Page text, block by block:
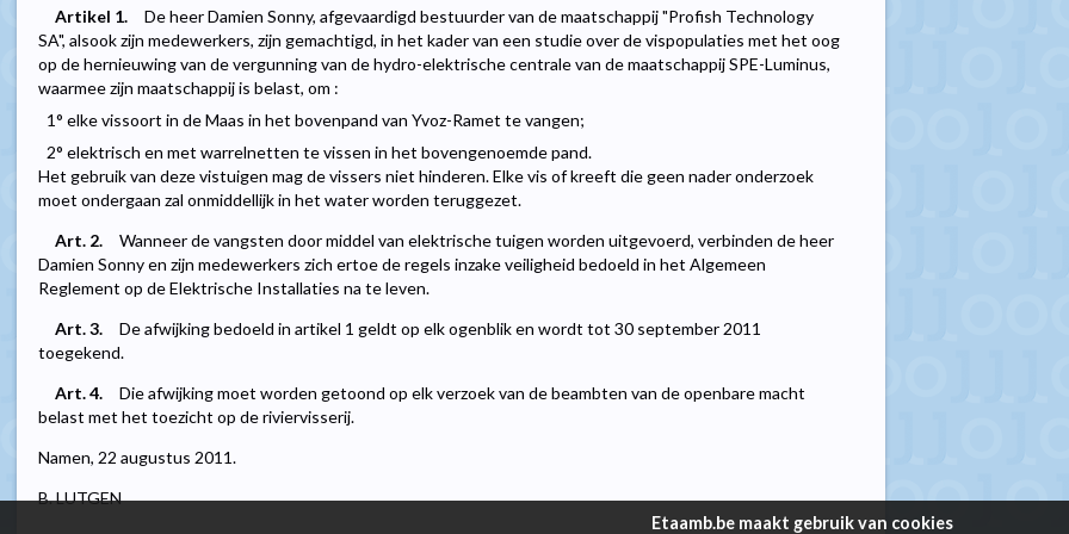
Artikel 1.
De heer Damien Sonny, afgevaardigd bestuurder van de maatschappij "Profish Technology
SA", alsook zijn medewerkers, zijn gemachtigd, in het kader van een studie over de vispopulaties met het oog
op de hernieuwing van de vergunning van de hydro-elektrische centrale van de maatschappij SPE-Luminus,
waarmee zijn maatschappij is belast, om :
1° elke vissoort in de Maas in het bovenpand van Yvoz-Ramet te vangen;
2° elektrisch en met warrelnetten te vissen in het bovengenoemde pand.
Het gebruik van deze vistuigen mag de vissers niet hinderen. Elke vis of kreeft die geen nader onderzoek
moet ondergaan zal onmiddellijk in het water worden teruggezet.
Art. 2.
Wanneer de vangsten door middel van elektrische tuigen worden uitgevoerd, verbinden de heer
Damien Sonny en zijn medewerkers zich ertoe de regels inzake veiligheid bedoeld in het Algemeen
Reglement op de Elektrische Installaties na te leven.
Art. 3.
De afwijking bedoeld in artikel 1 geldt op elk ogenblik en wordt tot 30 september 2011
toegekend.
Art. 4.
Die afwijking moet worden getoond op elk verzoek van de beambten van de openbare macht
belast met het toezicht op de riviervisserij.
Namen, 22 augustus 2011.
B. LUTGEN
Etaamb.be maakt gebruik van cookies